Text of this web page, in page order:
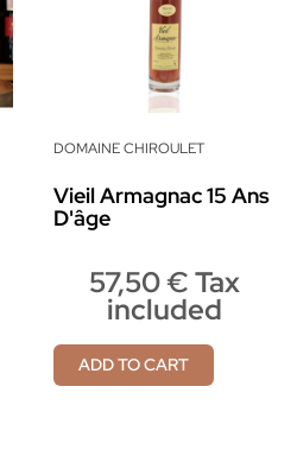
DOMAINE CHIROULET
Vieil Armagnac 15 Ans
D'âge
57,50 € Tax
included
ADD TO CART